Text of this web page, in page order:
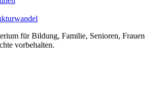
für Bildung, Familie, Senioren, Frauen
vorbehalten.